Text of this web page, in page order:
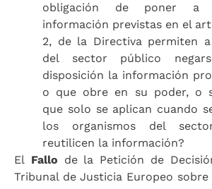
obligación de poner a
información previstas en el
2, de la Directiva permiten
del sector público
disposición la información
o que obre en su poder, o
que solo se aplican cuando
los organismos del
reutilicen la información?
El Fallo de la Petición de
Tribunal de Justicia Europeo sobre